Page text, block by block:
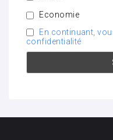
Economie
En continuant,
confidentialité